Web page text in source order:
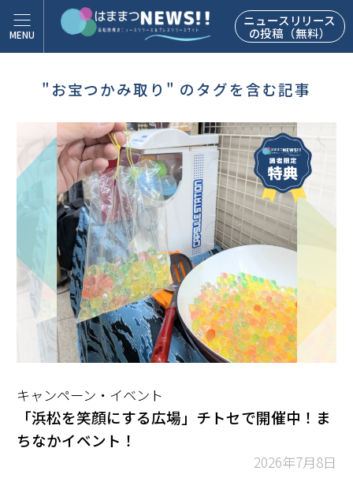
ニュースリリース
の投稿（無料）
"お宝つかみ取り" のタグを含む記事
キャンペーン・イベント
「浜松を笑顔にする広場」チトセで開催中！ま
ちなかイベント！
2026年7月8日